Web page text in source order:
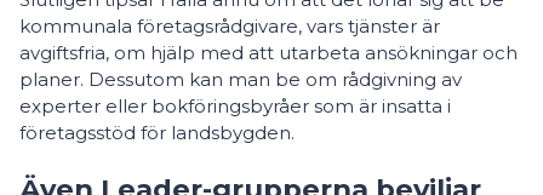
kommunala företagsrådgivare, vars tjänster är
avgiftsfria, om hjälp med att utarbeta ansökningar och
planer. Dessutom kan man be om rådgivning av
experter eller bokföringsbyråer som är insatta i
företagsstöd för landsbygden.